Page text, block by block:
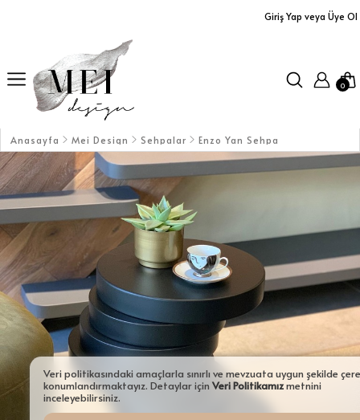
Giriş Yap veya Üye Ol
Orta Sehpalar
Büfe / Dolap
Dresuarlar / TV Üniteleri
Servis Arabaları
Masalar
Koltuklar / Puf&Bank
Duvar Aksesuarları/Aynalar
Aydınlatmalar
0
Anasayfa Mei Design Sehpalar Enzo Yan Sehpa
Veri politikasındaki amaçlarla sınırlı ve mevzuata uygun şekilde
konumlandırmaktayız. Detaylar için Veri Politikamızmetnini
inceleyebilirsiniz.